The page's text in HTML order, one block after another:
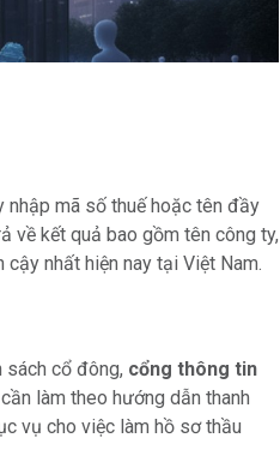
nhập mã số thuế hoặc tên đầy
về kết quả bao gồm tên công ty,
nhất hiện nay tại Việt Nam.
sách cổ đông, cổng thông tin
làm theo hướng dẫn thanh
vụ cho việc làm hồ sơ thầu